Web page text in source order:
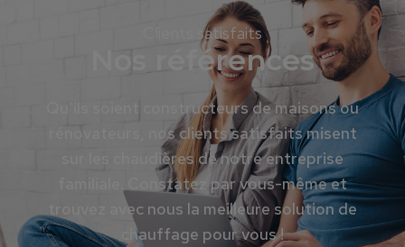
Clients satisfaits
Nos références
Qu’ils soient constructeurs de maisons ou
rénovateurs, nos clients satisfaits misent
sur les chaudières de notre entreprise
familiale. Constatez par vous-même et
trouvez avec nous la meilleure solution de
chauffage pour vous !